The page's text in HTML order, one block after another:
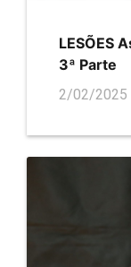
LESÕES
3ª Parte
2/02/2025